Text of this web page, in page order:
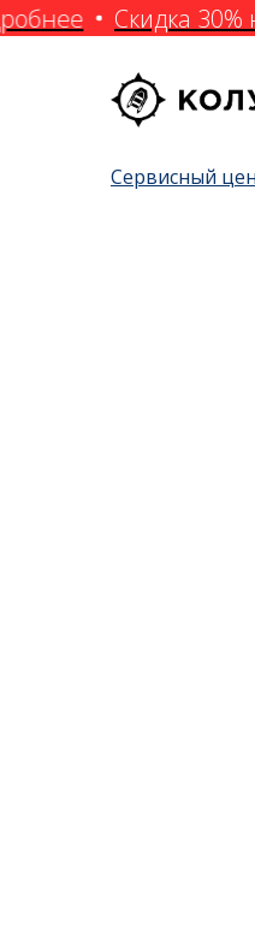
Скидка 30%
Сервисный